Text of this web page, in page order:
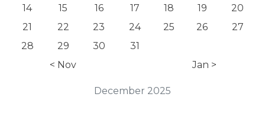
December 2025
14
15 16 17 18 19
20
21
22 23 24 25 26
27
28
29 30
31
< Nov
Jan >